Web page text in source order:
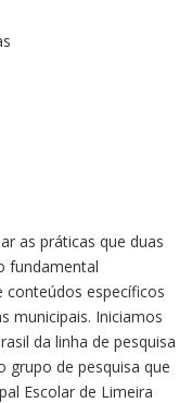
as práticas que duas
fundamental
específicos
municipais. Iniciamos
da linha de pesquisa
grupo de pesquisa que
Escolar de Limeira